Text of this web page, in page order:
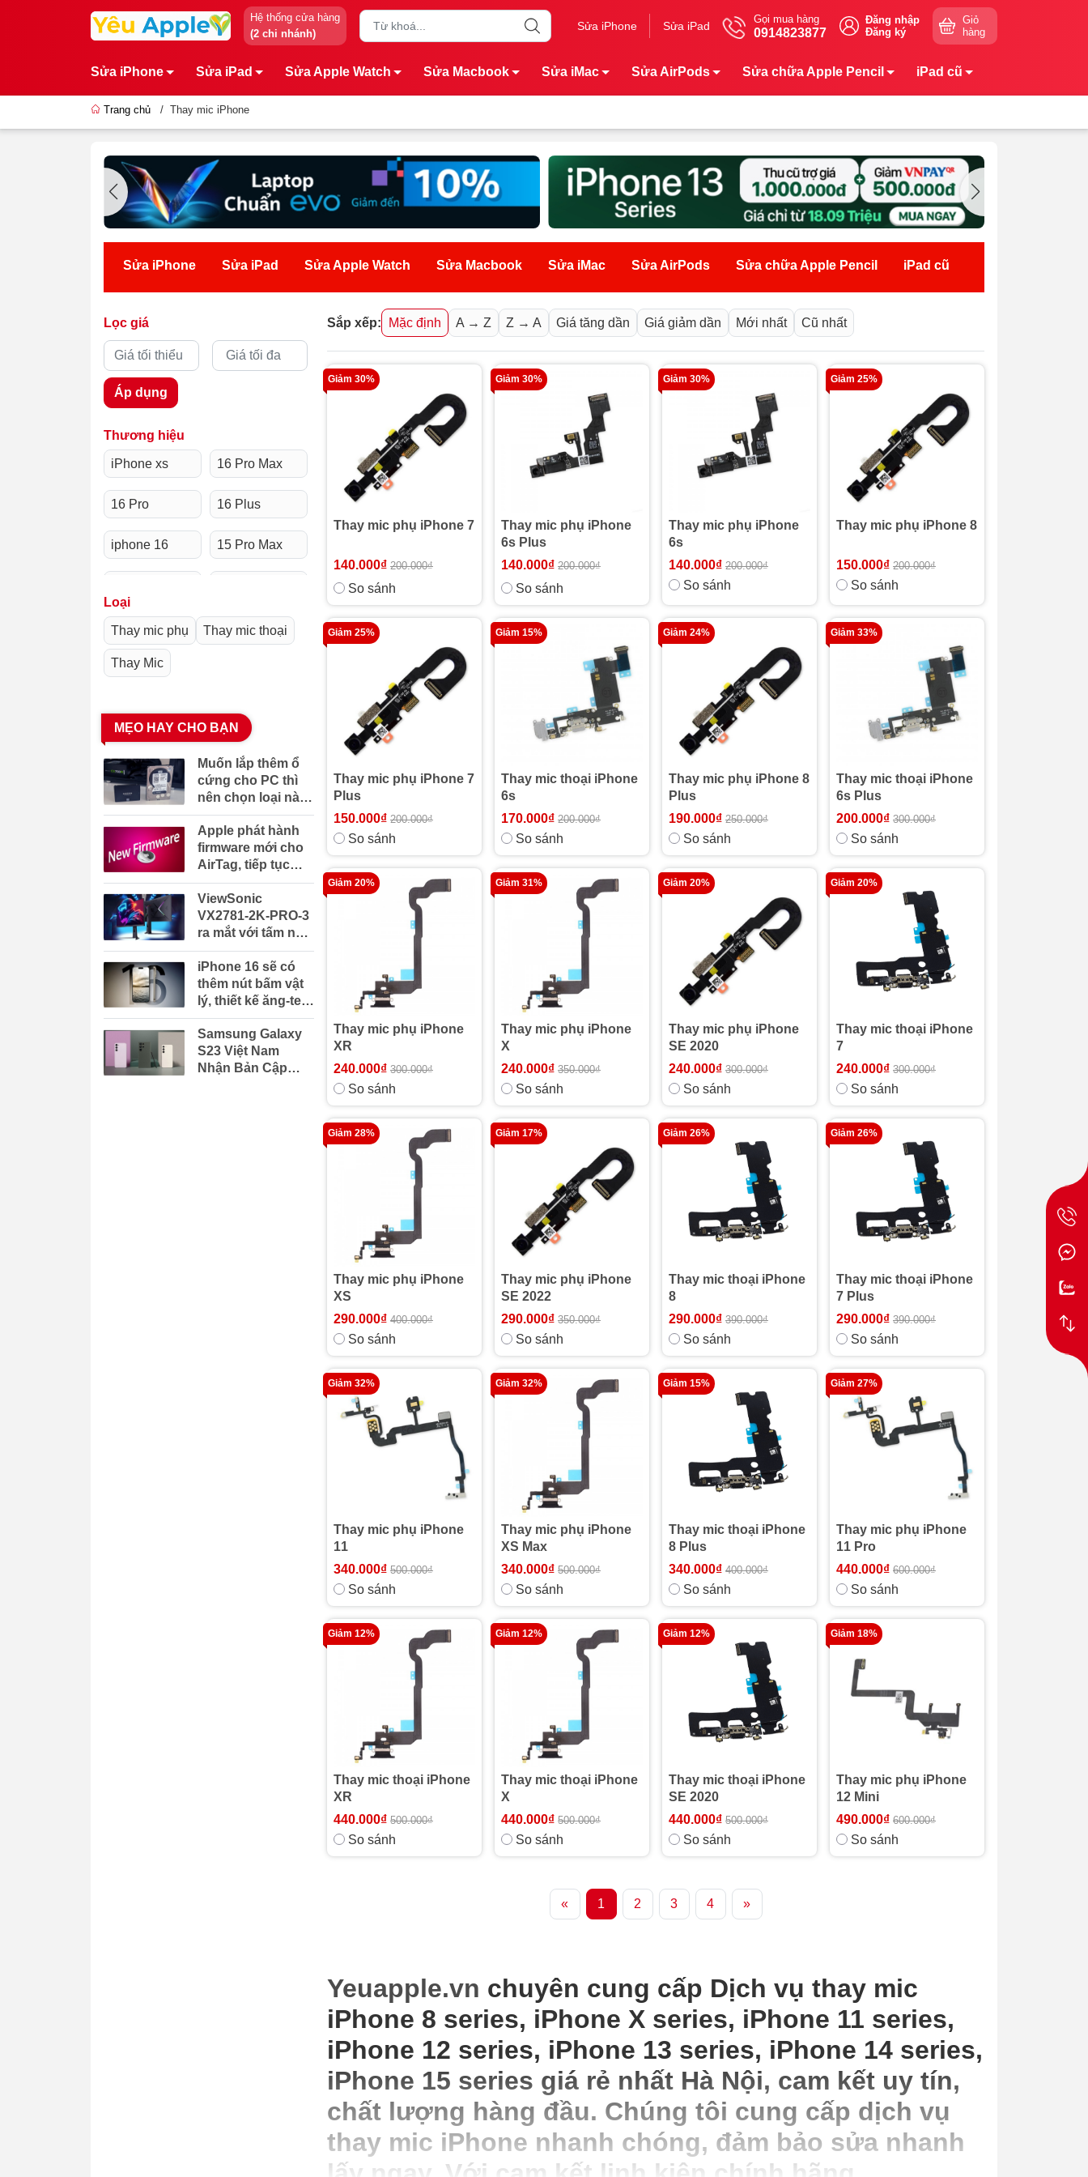
Hệ thống cửa hàng
(2 chi nhánh)
Sửa iPhone Sửa iPad
Gọi mua hàng
0914823877
Đăng nhập
Đăng ký
Giỏ
hàng
Sửa iPhone Sửa iPad Sửa Apple Watch Sửa Macbook Sửa iMac Sửa AirPods Sửa chữa Apple Pencil iPad cũ
Trang chủ / Thay mic iPhone
Sửa iPhone Sửa iPad Sửa Apple Watch Sửa Macbook Sửa iMac Sửa AirPods Sửa chữa Apple Pencil iPad cũ
Sắp xếp: Mặc định A → Z Z → A Giá tăng dần Giá giảm dần Mới nhất Cũ nhất
Giảm 30%
Thay mic phụ iPhone 7
140.000₫ 200.000₫
So sánh
Giảm 30%
Thay mic phụ iPhone
6s Plus
140.000₫ 200.000₫
So sánh
Giảm 30%
Thay mic phụ iPhone
6s
140.000₫ 200.000₫
So sánh
Giảm 25%
Thay mic phụ iPhone 8
150.000₫ 200.000₫
So sánh
Giảm 25%
Thay mic phụ iPhone 7
Plus
150.000₫ 200.000₫
So sánh
Giảm 15%
Thay mic thoại iPhone
6s
170.000₫ 200.000₫
So sánh
Giảm 24%
Thay mic phụ iPhone 8
Plus
190.000₫ 250.000₫
So sánh
Giảm 33%
Thay mic thoại iPhone
6s Plus
200.000₫ 300.000₫
So sánh
Giảm 20%
Thay mic phụ iPhone
XR
240.000₫ 300.000₫
So sánh
Giảm 31%
Thay mic phụ iPhone
X
240.000₫ 350.000₫
So sánh
Giảm 20%
Thay mic phụ iPhone
SE 2020
240.000₫ 300.000₫
So sánh
Giảm 20%
Thay mic thoại iPhone
7
240.000₫ 300.000₫
So sánh
Giảm 28%
Thay mic phụ iPhone
XS
290.000₫ 400.000₫
So sánh
Giảm 17%
Thay mic phụ iPhone
SE 2022
290.000₫ 350.000₫
So sánh
Giảm 26%
Thay mic thoại iPhone
8
290.000₫ 390.000₫
So sánh
Giảm 26%
Thay mic thoại iPhone
7 Plus
290.000₫ 390.000₫
So sánh
Giảm 32%
Thay mic phụ iPhone
11
340.000₫ 500.000₫
So sánh
Giảm 32%
Thay mic phụ iPhone
XS Max
340.000₫ 500.000₫
So sánh
Giảm 15%
Thay mic thoại iPhone
8 Plus
340.000₫ 400.000₫
So sánh
Giảm 27%
Thay mic phụ iPhone
11 Pro
440.000₫ 600.000₫
So sánh
Giảm 12%
Thay mic thoại iPhone
XR
440.000₫ 500.000₫
So sánh
Giảm 12%
Thay mic thoại iPhone
X
440.000₫ 500.000₫
So sánh
Giảm 12%
Thay mic thoại iPhone
SE 2020
440.000₫ 500.000₫
So sánh
Giảm 18%
Thay mic phụ iPhone
12 Mini
490.000₫ 600.000₫
So sánh
« 1 2 3 4 »
Yeuapple.vn chuyên cung cấp Dịch vụ thay mic
iPhone 8 series, iPhone X series, iPhone 11 series,
iPhone 12 series, iPhone 13 series, iPhone 14 series,
iPhone 15 series giá rẻ nhất Hà Nội, cam kết uy tín,
chất lượng hàng đầu. Chúng tôi cung cấp dịch vụ
thay mic iPhone nhanh chóng, đảm bảo sửa nhanh
Lọc giá
Áp dụng
Thương hiệu
iPhone xs 16 Pro Max
16 Pro 16 Plus
iphone 16 15 Pro Max
iPhone 15 14 Pro Max
14 Pro
13 Pro 13 mini
iPhone 13 12 Pro Max
12 Pro 12 Mini
iPhone 12 11 Pro Max
11 Pro iPhone 11
XS Max XS
iPhone xr iPhone x
se 2020 8 plus
iPhone 8 7 Plus
Loại
Thay mic phụ Thay mic thoại
Thay Mic
MẸO HAY CHO BẠN
Muốn lắp thêm ổ
cứng cho PC thì
nên chọn loại nào
tốt nhất?
Apple phát hành
firmware mới cho
AirTag, tiếp tục
sửa lỗi và cải thiện
hiệu năng
ViewSonic
VX2781-2K-PRO-3
ra mắt với tấm nền
2K 240Hz, hiển thị
1.07 tỷ màu, giá
7.38 triệu đồng
iPhone 16 sẽ có
thêm nút bấm vật
lý, thiết kế ăng-ten
mmWave mới và
nút Action trạng
thái rắn
Samsung Galaxy
S23 Việt Nam
Nhận Bản Cập